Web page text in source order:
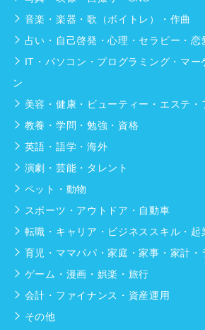
音楽・楽器・歌（ボイトレ）・作曲
占い・自己啓発・心理・セラピー・恋
IT・パソコン・プログラミング・マー
ン
美容・健康・ビューティー・エステ・
教養・学問・勉強・資格
英語・語学・海外
演劇・芸能・タレント
ペット・動物
スポーツ・アウトドア・自動車
転職・キャリア・ビジネススキル・起
育児・ママパパ・家庭・家事・家計・
ゲーム・漫画・娯楽・旅行
会計・ファイナンス・資産運用
その他